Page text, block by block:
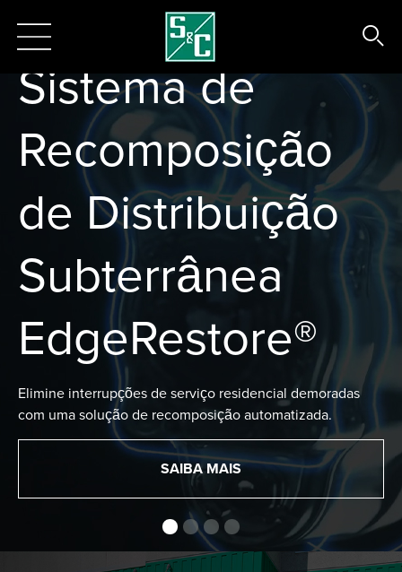
Sistema de
Recomposição
de Distribuição
Subterrânea
EdgeRestore®
Elimine interrupções de serviço residencial demoradas
com uma solução de recomposição automatizada.
SAIBA MAIS